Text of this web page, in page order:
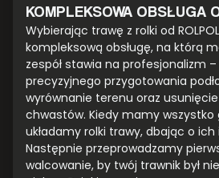
KOMPLEKSOWA OBSŁUGA
Wybierając trawę z rolki od
kompleksową obsługę, na którą
zespół stawia na profesjonalizm
precyzyjnego przygotowania
wyrównanie terenu oraz
chwastów. Kiedy mamy
układamy rolki trawy, dbając o ich
Następnie przeprowadzamy
walcowanie, by twój trawnik był